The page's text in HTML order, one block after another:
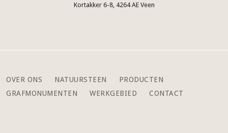
Kortakker 6-8, 4264 AE Veen
OVER ONS NATUURSTEEN
PRODUCTEN
GRAFMONUMENTEN
WERKGEBIED CONTACT